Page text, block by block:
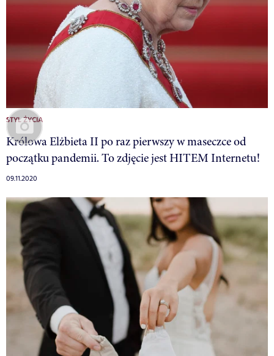
STYL ŻYCIA
Królowa Elżbieta II po raz pierwszy w maseczce od
początku pandemii. To zdjęcie jest HITEM Internetu!
09.11.2020